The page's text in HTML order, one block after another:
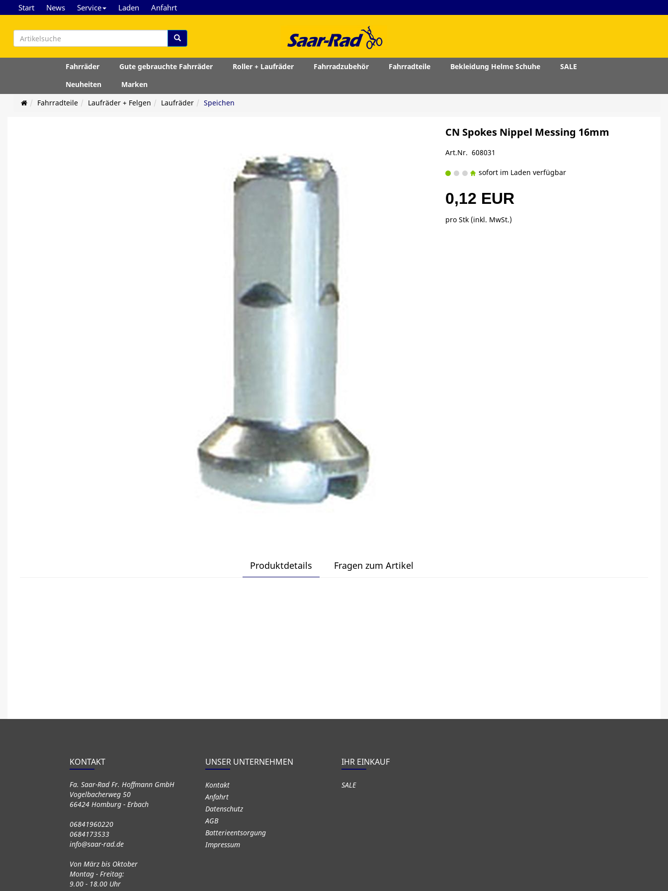
Start News Service Laden Anfahrt
Fahrräder Gute gebrauchte Fahrräder Roller + Laufräder Fahrradzubehör Fahrradteile Bekleidung Helme Schuhe
SALE
Neuheiten
Marken
Fahrradteile
Laufräder + Felgen Laufräder Speichen
CN Spokes Nippel Messing 16mm
Art.Nr. 608031
sofort im Laden verfügbar
0,12 EUR
pro Stk (inkl. MwSt.)
Produktdetails Fragen zum Artikel
KONTAKT
Fa. Saar-Rad Fr. Hoffmann GmbH
Vogelbacherweg 50
66424 Homburg - Erbach
06841960220
0684173533
info@saar-rad.de
Von März bis Oktober
Montag - Freitag:
9.00 - 18.00 Uhr
UNSER UNTERNEHMEN
Kontakt
Anfahrt
Datenschutz
AGB
Batterieentsorgung
Impressum
IHR EINKAUF
SALE